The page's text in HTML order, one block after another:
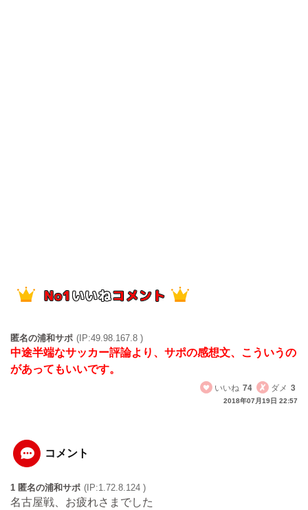
匿名の浦和サポ (IP:49.98.167.8 )
中途半端なサッカー評論より、サポの感想文、こういうの
があってもいいです。
いいね 74 ダメ 3
2018年07月19日 22:57
コメント
1 匿名の浦和サポ (IP:1.72.8.124 )
名古屋戦、お疲れさまでした